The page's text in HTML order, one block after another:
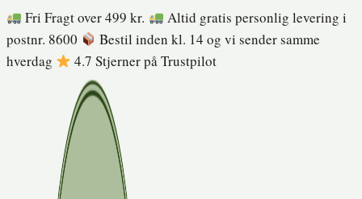
Fortsæt
til
indhold
Fri Fragt over 499 kr.
Altid gratis personlig levering i
postnr. 8600
Bestil inden kl. 14 og vi sender samme
hverdag
4.7 Stjerner på Trustpilot